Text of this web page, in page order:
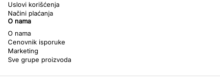
Uslovi korišćenja
Načini plaćanja
O nama
O nama
Cenovnik isporuke
Marketing
Sve grupe proizvoda